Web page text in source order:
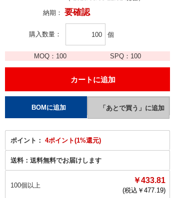
納期： 要確認
購入数量 個
MOQ： 100 SPQ： 100
ポイント： 4ポイント(1%還元)
送料： 送料無料でお届けします
100個以上
￥433.81
(税込￥ 477.19)